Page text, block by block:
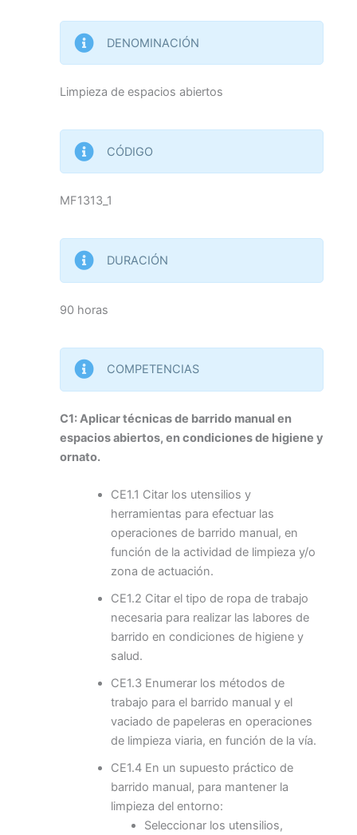
DENOMINACIÓN
Limpieza de espacios abiertos
CÓDIGO
MF1313_1
DURACIÓN
90 horas
COMPETENCIAS
C1: Aplicar técnicas de barrido manual en
espacios abiertos, en condiciones de higiene y
ornato.
CE1.1 Citar los utensilios y
herramientas para efectuar las
operaciones de barrido manual, en
función de la actividad de limpieza y/o
zona de actuación.
CE1.2 Citar el tipo de ropa de trabajo
necesaria para realizar las labores de
barrido en condiciones de higiene y
salud.
CE1.3 Enumerar los métodos de
trabajo para el barrido manual y el
vaciado de papeleras en operaciones
de limpieza viaria, en función de la vía.
CE1.4 En un supuesto práctico de
barrido manual, para mantener la
limpieza del entorno:
Seleccionar los utensilios,